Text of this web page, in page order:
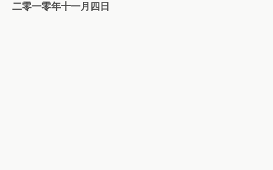
二零一零年十一月四日